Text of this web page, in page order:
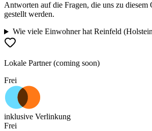
Antworten auf die Fragen, die uns zu diesem
gestellt werden.
Wie viele Einwohner hat Reinfeld
Lokale Partner (coming soon)
Frei
inklusive Verlinkung
Frei